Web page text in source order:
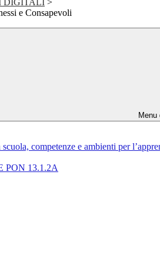
DIGITALI >
e Consapevoli
Menu
competenze e ambienti per
13.1.2A